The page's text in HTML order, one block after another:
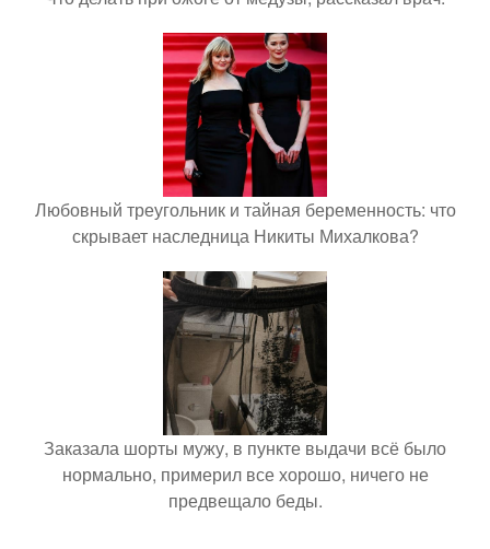
Любовный треугольник и тайная беременность: что
скрывает наследница Никиты Михалкова?
Заказала шорты мужу, в пункте выдачи всё было
нормально, примерил все хорошо, ничего не
предвещало беды.